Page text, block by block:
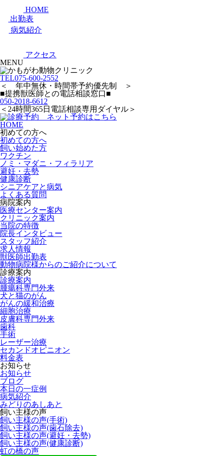
HOME
出勤表
病気紹介
アクセス
MENU
TEL075-600-2552
＜ 年中無休・時間帯予約優先制 ＞
■提携獣医師との電話相談窓口■
050-2018-6612
＜24時間365日電話相談専用ダイヤル＞
HOME
初めての方へ
初めての方へ
飼い始めた方
ワクチン
ノミ・マダニ・フィラリア
避妊・去勢
健康診断
シニアケアと病気
よくある質問
病院案内
医療センター案内
クリニック案内
当院の特徴
院長インタビュー
スタッフ紹介
求人情報
獣医師出勤表
動物病院様からのご紹介について
診療案内
診療案内
腫瘍科専門外来
犬と猫のがん
がんの緩和治療
細胞治療
皮膚科専門外来
歯科
手術
レーザー治療
セカンドオピニオン
料金表
お知らせ
お知らせ
ブログ
本日の一症例
病気紹介
みどりのあしあと
飼い主様の声
飼い主様の声(手術)
飼い主様の声(歯石除去)
飼い主様の声(避妊・去勢)
飼い主様の声(健康診断)
虹の橋の声